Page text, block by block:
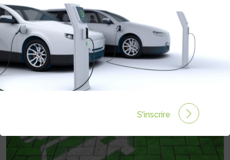
VENTES MONDIALES DE VE & VHR –
LES USA N’ATTEINDRONT PAS LEURS
OBJECTIFS
Rédigé par Jonathan MIGINIAC le 09 Juil 2012 à 00:00
0 commentaires
S'inscrire